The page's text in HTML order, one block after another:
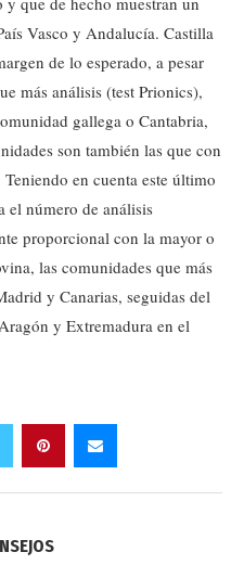
Vasco y Andalucía. Castilla
de lo esperado, a pesar
más análisis (test Prionics),
gallega o Cantabria,
son también las que con
en cuenta este último
el número de análisis
proporcional con la mayor o
las comunidades que más
y Canarias, seguidas del
y Extremadura en el